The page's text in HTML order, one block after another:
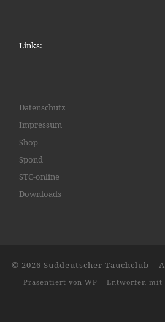
Links:
Datenschutz
Impressum
Shop
Spond
STC-online
Downloads
© 2026 Süddeutscher Tauchclub –
Präsentiert von WP – Entworfen mit